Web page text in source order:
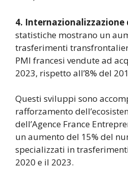
4. Internazionalizzazione
statistiche mostrano un
trasferimenti
PMI francesi vendute ad
2023, rispetto all’8% del
Questi sviluppi sono
rafforzamento
dell’Agence France
un aumento del 15% del
specializzati in
2020 e il 2023.